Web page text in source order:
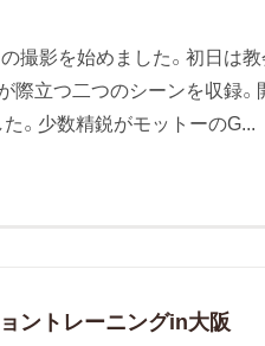
撮影を始めました。初日は
際立つ二つのシーンを収録
。少数精鋭がモットーのG...
ントレーニングin大阪